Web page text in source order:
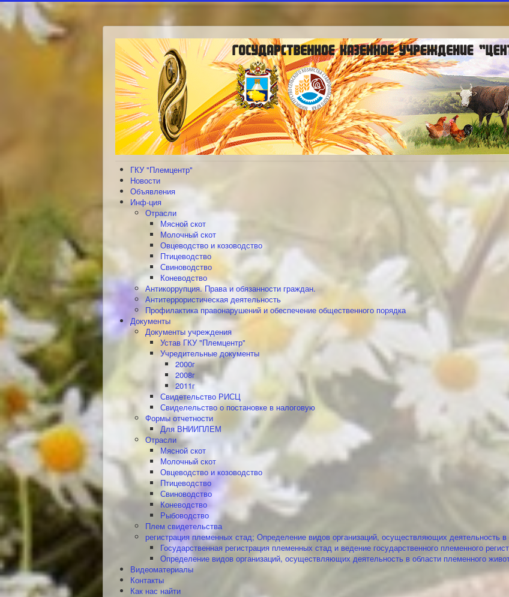
ГКУ "Племцентр"
Новости
Объявления
Инф-ция
Отрасли
Мясной скот
Молочный скот
Овцеводство и козоводство
Птицеводство
Свиноводство
Коневодство
Антикоррупция. Права и обязанности граждан.
Антитеррористическая деятельность
Профилактика правонарушений и обеспечение общественного порядка
Документы
Документы учреждения
Устав ГКУ "Племцентр"
Учредительные документы
2000г
2008г
2011г
Свидетельство РИСЦ
Свиделельство о постановке в налоговую
Формы отчетности
Для ВНИИПЛЕМ
Отрасли
Мясной скот
Молочный скот
Овцеводство и козоводство
Птицеводство
Свиноводство
Коневодство
Рыбоводство
Плем свидетельства
регистрация племенных стад; Определение видов организаций, осуществляющих деятельность
Государственная регистрация племенных стад и ведение государственного племенного
Определение видов организаций, осуществляющих деятельность в области племенного
Видеоматериалы
Контакты
Как нас найти